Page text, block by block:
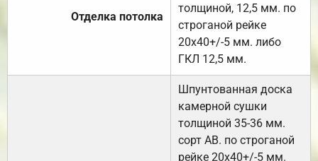
Отделка потолка
толщиной, 12,5 мм. по
строганой рейке
20х40+/-5 мм. либо
ГКЛ 12,5 мм.
Шпунтованная доска
камерной сушки
толщиной 35-36 мм.
сорт АВ. по строганой
рейке 20х40+/-5 мм.